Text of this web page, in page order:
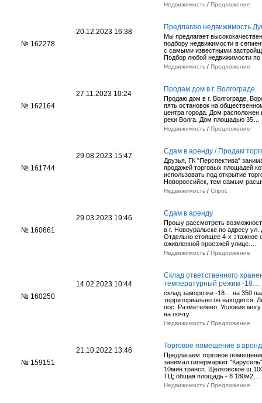
Недвижимость / Предложение
№ 162278
20.12.2023 16:38
Предлагаю недвижимость
Мы предлагает
подбору недвижимости в
с самыми известными
Подбор любой недвижимости
Недвижимость / Предложение
№ 162164
27.11.2023 10:24
Продам дом в г. Волгограде
Продаю дом в г. Волгограде,
пять остановок на
центра города. Дом расположен
реки Волга. Дом площадью 35…
Недвижимость / Предложение
№ 161744
29.08.2023 15:47
Сдам в аренду / Продам
Друзья, ГК "Перспектива"
продажей торговых площадей
использовать под открытие
Новороссийск, тем самым
Недвижимость / Спрос
№ 160661
29.03.2023 19:46
Cдам в аренду
Прошу рассмотреть
в г. Новоуральске по адресу ул.
Отдельно стоящее 4-х этажное
оживленной проезжей улице.…
Недвижимость / Предложение
№ 160250
14.02.2023 10:44
Склад ответственного
температурный режим -18…
склад заморозки -18… на 350
территориально он находится:
пос. Разметелево. Условия
на почту.
Недвижимость / Предложение
№ 159151
21.10.2022 13:46
Торговое помещение в
Предлагаем торговое
занимал гипермаркет
10мин.трансп. Щелковское
ТЦ; общая площадь - 8 180м2,…
Недвижимость / Предложение